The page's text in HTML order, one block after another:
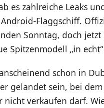
es zahlreiche Leaks
Flaggschiff.
Sonntag, doch
Spitzenmodell „in
schon in
gelandet sein, bei
verkaufen darf.